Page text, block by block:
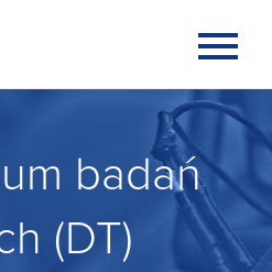
badań
(DT)